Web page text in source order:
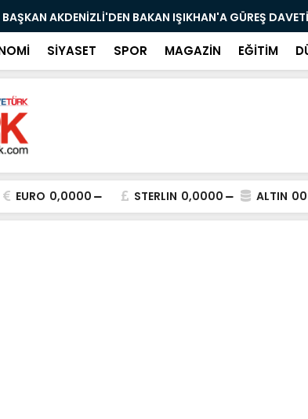
"Bir Sonraki Yangını Bugün Önleyebiliriz" Çağrısı
SİYASET SPOR MAGAZİN EĞİTİM
EURO 0,0000 STERLIN 0,0000 ALTIN